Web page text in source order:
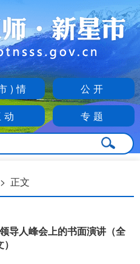
)情
公开
专题
> 正文
导人峰会上的书面演讲（全